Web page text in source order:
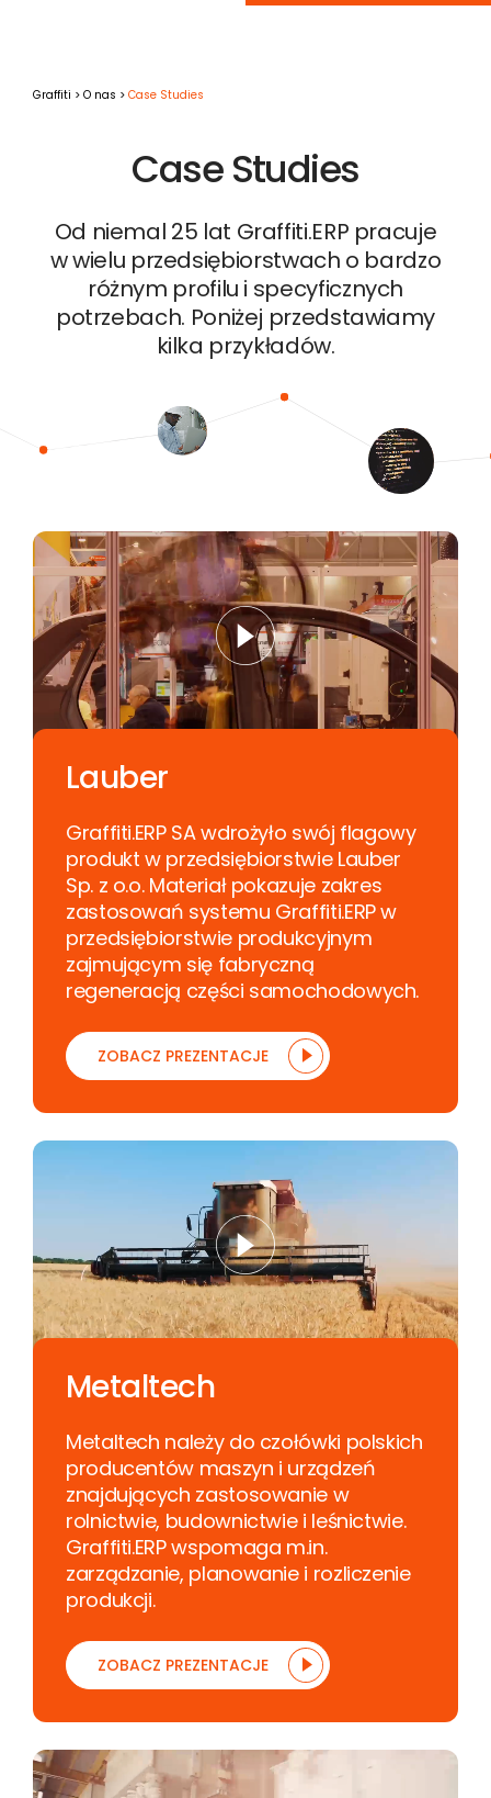
Graffiti O nas Case Studies
Case Studies
Od niemal 25 lat Graffiti.ERP pracuje
w wielu przedsiębiorstwach o bardzo
różnym profilu i specyficznych
potrzebach. Poniżej przedstawiamy
kilka przykładów.
Lauber
Graffiti.ERP SA wdrożyło swój flagowy
produkt w przedsiębiorstwie Lauber
Sp. z o.o. Materiał pokazuje zakres
zastosowań systemu Graffiti.ERP w
przedsiębiorstwie produkcyjnym
zajmującym się fabryczną
regeneracją części samochodowych.
ZOBACZ PREZENTACJE
Metaltech
Metaltech należy do czołówki polskich
producentów maszyn i urządzeń
znajdujących zastosowanie w
rolnictwie, budownictwie i leśnictwie.
Graffiti.ERP wspomaga m.in.
zarządzanie, planowanie i rozliczenie
produkcji.
ZOBACZ PREZENTACJE